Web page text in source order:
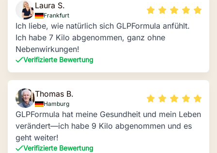
Laura S.
Frankfurt
Ich liebe, wie natürlich sich GLPFormula anfühlt.
Ich habe 7 Kilo abgenommen, ganz ohne
Nebenwirkungen!
Verifizierte Bewertung
Thomas B.
Hamburg
GLPFormula hat meine Gesundheit und mein Leben
verändert—ich habe 9 Kilo abgenommen und es
geht weiter!
Verifizierte Bewertung